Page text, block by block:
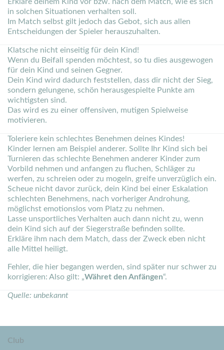
in solchen Situationen verhalten soll.
Im Match selbst gilt jedoch das Gebot, sich aus allen
Entscheidungen der Spieler herauszuhalten.
Klatsche nicht einseitig für dein Kind!
Wenn du Beifall spenden möchtest, so tu dies ausgewogen
für dein Kind und seinen Gegner.
Dein Kind wird dadurch feststellen, dass dir nicht der Sieg,
sondern gelungene, schön herausgespielte Punkte am
wichtigsten sind.
Das wird es zu einer offensiven, mutigen Spielweise
motivieren.
Toleriere kein schlechtes Benehmen deines Kindes!
Kinder lernen am Beispiel anderer. Sollte Ihr Kind sich bei
Turnieren das schlechte Benehmen anderer Kinder zum
Vorbild nehmen und anfangen zu fluchen, Schläger zu
werfen, zu schreien oder zu mogeln, greife unverzüglich ein.
Scheue nicht davor zurück, dein Kind bei einer Eskalation
schlechten Benehmens, nach vorheriger Androhung,
möglichst emotionslos vom Platz zu nehmen.
Lasse unsportliches Verhalten auch dann nicht zu, wenn
dein Kind sich auf der Siegerstraße befinden sollte.
Erkläre ihm nach dem Match, dass der Zweck eben nicht
alle Mittel heiligt.
Fehler, die hier begangen werden, sind später nur schwer zu
korrigieren: Also gilt: „Währet den Anfängen“.
Quelle: unbekannt
Club